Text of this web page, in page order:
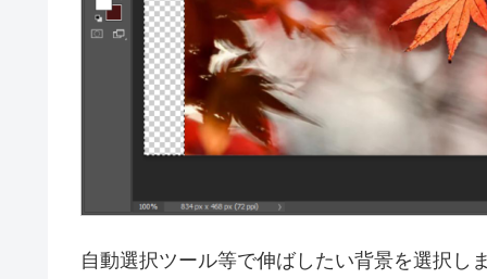
自動選択ツール等で伸ばしたい背景を選択し